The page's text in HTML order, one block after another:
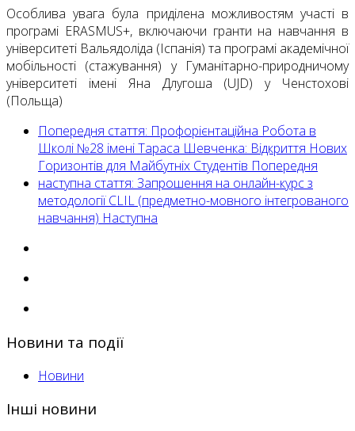
Особлива увага була приділена можливостям участі в
програмі ERASMUS+, включаючи гранти на навчання в
університеті Вальядоліда (Іспанія) та програмі академічної
мобільності (стажування) у Гуманітарно-природничому
університеті імені Яна Длугоша (UJD) у Ченстохові
(Польща)
Попередня стаття: Профорієнтаційна Робота в
Школі №28 імені Тараса Шевченка: Відкриття Нових
Горизонтів для Майбутніх Студентів Попередня
наступна стаття: Запрошення на онлайн-курс з
методології CLIL (предметно-мовного інтегрованого
навчання) Наступна
Новини та події
Новини
Інші новини